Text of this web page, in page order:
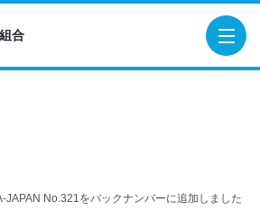
合
JAPAN No.321をバックナンバーに追加しました